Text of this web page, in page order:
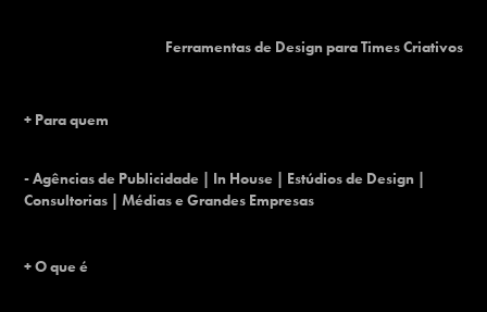
Ferramentas de Design para Times Criativos
+ Para quem
- Agências de Publicidade | In House | Estúdios de Design |
Consultorias | Médias e Grandes Empresas
+ O que é